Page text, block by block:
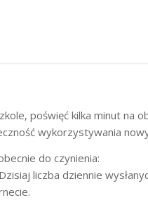
poświęć kilka minut
wykorzystywania
do czynienia:
liczba dziennie